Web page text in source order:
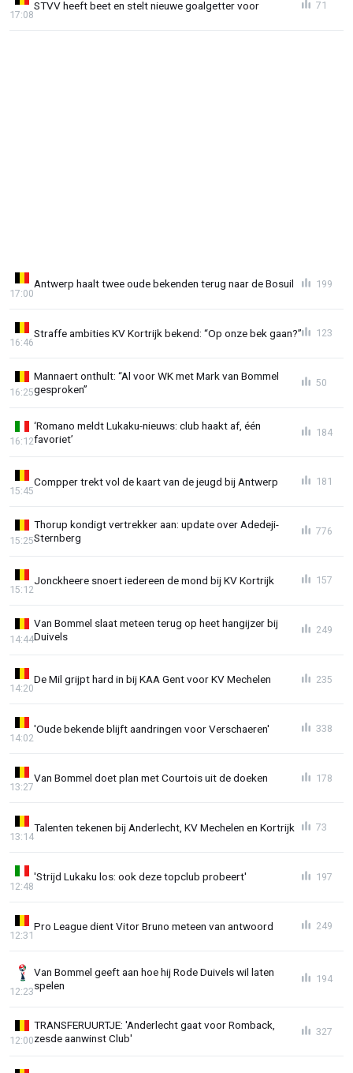
STVV heeft beet en stelt nieuwe goalgetter voor
17:08
71
Antwerp haalt twee oude bekenden terug naar de Bosuil
17:00
199
Straffe ambities KV Kortrijk bekend: “Op onze bek gaan?”
16:46
123
Mannaert onthult: “Al voor WK met Mark van Bommel
gesproken”
16:25
50
‘Romano meldt Lukaku-nieuws: club haakt af, één
favoriet’
16:12
184
Compper trekt vol de kaart van de jeugd bij Antwerp
15:45
181
Thorup kondigt vertrekker aan: update over Adedeji-
Sternberg
15:25
776
Jonckheere snoert iedereen de mond bij KV Kortrijk
15:12
157
Van Bommel slaat meteen terug op heet hangijzer bij
Duivels
14:44
249
De Mil grijpt hard in bij KAA Gent voor KV Mechelen
14:20
235
'Oude bekende blijft aandringen voor Verschaeren'
14:02
338
Van Bommel doet plan met Courtois uit de doeken
13:27
178
Talenten tekenen bij Anderlecht, KV Mechelen en Kortrijk
13:14
73
'Strijd Lukaku los: ook deze topclub probeert'
12:48
197
Pro League dient Vitor Bruno meteen van antwoord
12:31
249
Van Bommel geeft aan hoe hij Rode Duivels wil laten
spelen
12:23
194
TRANSFERUURTJE: 'Anderlecht gaat voor Romback,
zesde aanwinst Club'
12:00
327